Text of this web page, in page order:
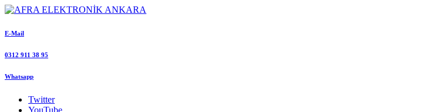
E-Mail
0312 911 38 95
Whatsapp
Twitter
YouTube